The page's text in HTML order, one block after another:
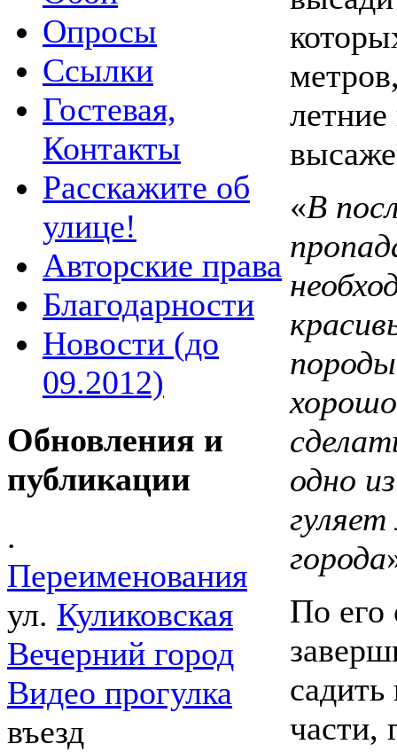
Опросы
Ссылки
Гостевая,
Контакты
Расскажите об
улице!
Авторские права
Благодарности
Новости (до
09.2012)
Обновления и
публикации
.
Переименования
ул. Куликовская
Вечерний город
Видео прогулка
въезд
«В
одно
города
По его
части,